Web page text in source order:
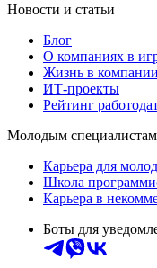
Новости и статьи
Блог
О компаниях в
Жизнь в компании
ИТ-проекты
Рейтинг
Молодым специалистам
Карьера для
Школа
Карьера в
Боты для